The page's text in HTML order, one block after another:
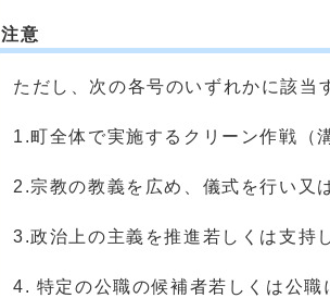
注意
ただし、次の各号のいずれかに該当
1.町全体で実施するクリーン作戦（
2.宗教の教義を広め、儀式を行い又
3.政治上の主義を推進若しくは支持
4. 特定の公職の候補者若しくは公